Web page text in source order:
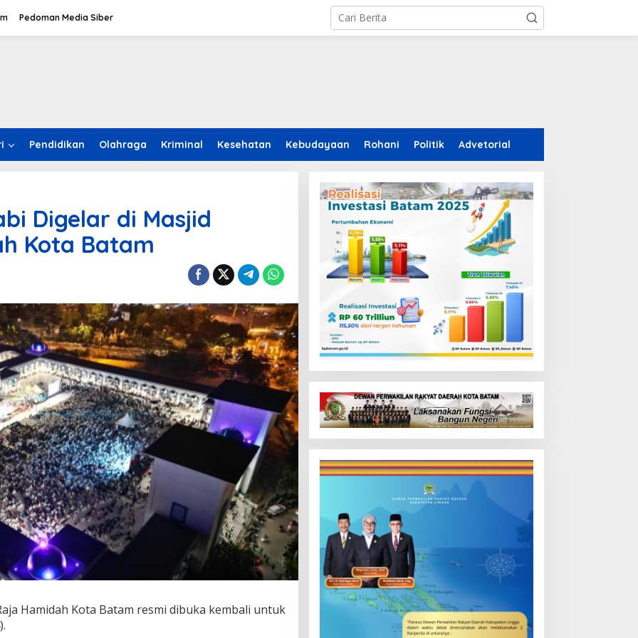
Pedoman Media Siber
Pendidikan Olahraga Kriminal Kesehatan Kebudayaan Rohani Politik Advetorial
Digelar di Masjid
Kota Batam
Hamidah Kota Batam resmi dibuka kembali untuk